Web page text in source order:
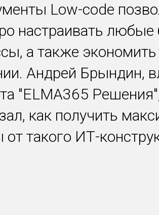
Low-code
настраивать любые
а также
Андрей Брындин,
"ELMA365
как получить
от такого ИТ-